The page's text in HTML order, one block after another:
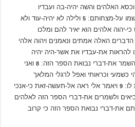
האלהים והשה יהיה-בה ועבדיו
על-מצחותם:5 ולילה לא יהיה-עוד ולא
יהוה אלהים הוא יאיר להם ומלכו
הדברים האלה אמתים ונאמנים ויהוה אלהי
להראות את-עבדיו את אשר-היה יהיה
את-דברי נבואת הספר הזה:8 ואני
כשמעי וכראותי ואפל לרגלי המלאך
לו:9 ויאמר אלי ראה אל-תעשה-זאת כי-אנכי
ולשמרים את-דברי הספר הזה לאלהים
את-דברי נבואת הספר הזה כי קרוב